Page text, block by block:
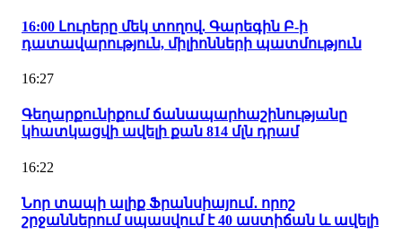
16:00 Լուրերը մեկ տողով. Գարեգին Բ-ի
դատավարություն, միլիոնների պատմություն
16:27
Գեղարքունիքում ճանապարհաշինությանը
կհատկացվի ավելի քան 814 մլն դրամ
16:22
Նոր տապի ալիք Ֆրանսիայում․ որոշ
շրջաններում սպասվում է 40 աստիճան և ավելի